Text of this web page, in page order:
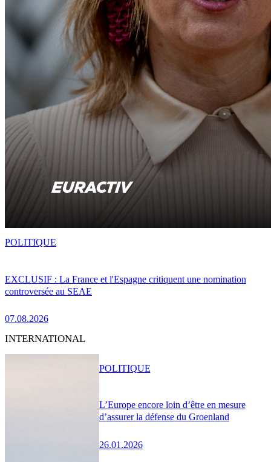
EXCLUSIF : La France et l'Espagne critiquent une nomination
controversée au SEAE
07.08.2026
POLITIQUE
INTERNATIONAL
L’Europe encore loin d’être en mesure
d’assurer la défense du Groenland
26.01.2026
POLITIQUE